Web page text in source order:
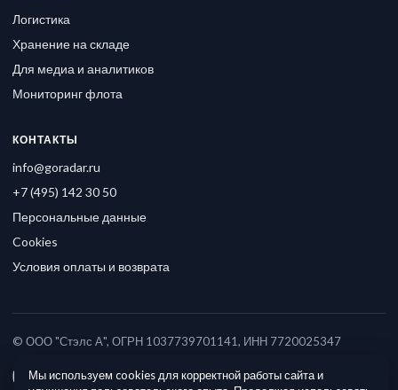
Логистика
Хранение на складе
Для медиа и аналитиков
Мониторинг флота
КОНТАКТЫ
info@goradar.ru
+7 (495) 142 30 50
Персональные данные
Cookies
Условия оплаты и возврата
© ООО "Стэлс А", ОГРН 1037739701141, ИНН 7720025347
Мы используем cookies для корректной работы сайта и